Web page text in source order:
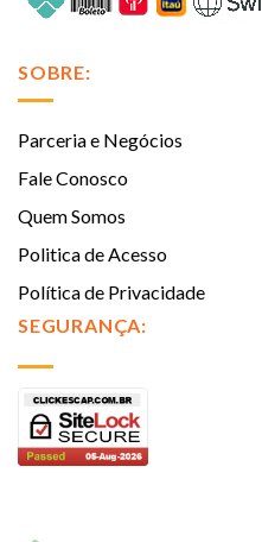
SOBRE:
Parceria e Negócios
Fale Conosco
Quem Somos
Politica de Acesso
Política de Privacidade
SEGURANÇA: